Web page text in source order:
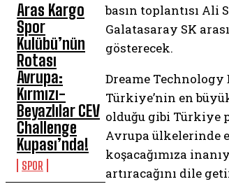
Aras Kargo
Spor
Kulübü’nün
Rotası
Avrupa:
Kırmızı-
Beyazlılar CEV
Challenge
Kupası’nda!
SPOR
basın toplantısı Ali
Galatasaray SK
gösterecek.
Dreame
Türkiye’nin en
olduğu gibi Türkiye
Avrupa ülkelerinde
koşacağımıza
artıracağını dile